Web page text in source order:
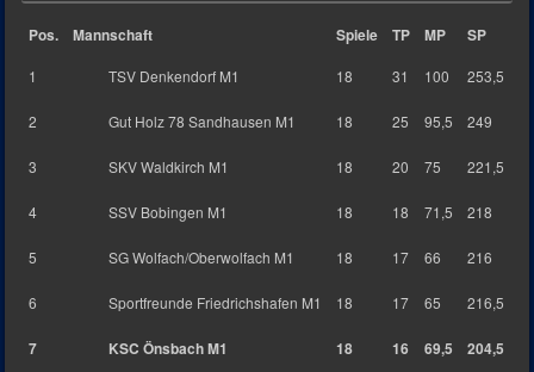
Pos. Mannschaft Spiele TP MP SP
1 TSV Denkendorf M1 18 31 100 253,5
2 Gut Holz 78 Sandhausen M1 18 25 95,5 249
3 SKV Waldkirch M1 18 20 75 221,5
4 SSV Bobingen M1 18 18 71,5 218
5 SG Wolfach/Oberwolfach M1 18 17 66 216
6 Sportfreunde Friedrichshafen M1 18 17 65 216,5
7 KSC Önsbach M1 18 16 69,5 204,5